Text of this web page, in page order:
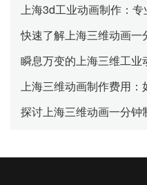
快速了解上海三维动画一
探讨上海三维动画一分钟